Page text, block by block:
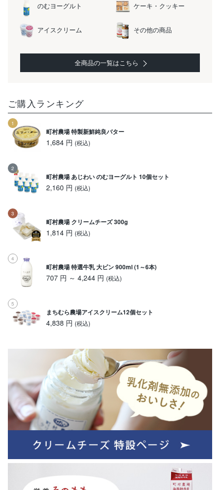
のむヨーグルト ケーキ・クッキー
アイスクリーム その他の商品
全商品の一覧はこちら
ご購入ランキング
町村農場 特製新鮮純良バター
1,684 円 (税込)
町村農場 あじわい のむヨーグルト 10個セット
2,160 円 (税込)
町村農場 クリームチーズ 300g
1,814 円 (税込)
町村農場 特選牛乳 大ビン 900ml (1～6本)
707 円 ～ 4,244 円 (税込)
まちむら農場アイスクリーム12個セット
4,838 円 (税込)